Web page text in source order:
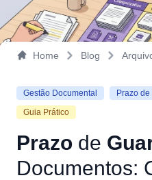
Home Blog
Gestão Documental Prazo
Guia Prático
Prazo de
Documentos: